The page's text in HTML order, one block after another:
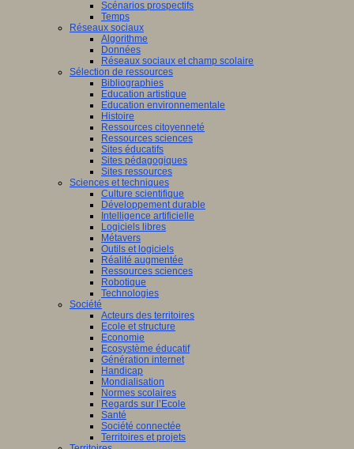
Scénarios prospectifs
Temps
Réseaux sociaux
Algorithme
Données
Réseaux sociaux et champ scolaire
Sélection de ressources
Bibliographies
Education artistique
Education environnementale
Histoire
Ressources citoyenneté
Ressources sciences
Sites éducatifs
Sites pédagogiques
Sites ressources
Sciences et techniques
Culture scientifique
Développement durable
Intelligence artificielle
Logiciels libres
Métavers
Outils et logiciels
Réalité augmentée
Ressources sciences
Robotique
Technologies
Société
Acteurs des territoires
Ecole et structure
Economie
Ecosystème éducatif
Génération internet
Handicap
Mondialisation
Normes scolaires
Regards sur l’Ecole
Santé
Société connectée
Territoires et projets